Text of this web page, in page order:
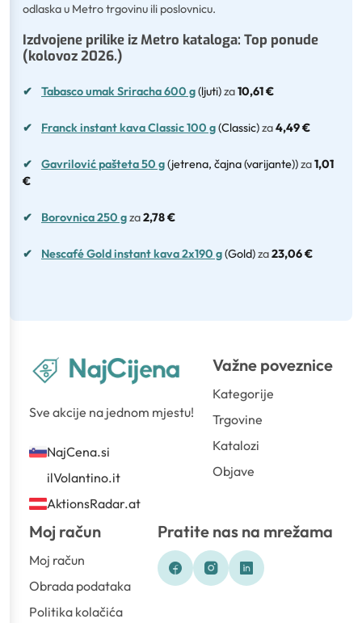
odlaska u Metro trgovinu ili poslovnicu.
Izdvojene prilike iz Metro kataloga: Top ponude
(kolovoz 2026.)
✔ Tabasco umak Sriracha 600 g(ljuti)za10,61 €
✔ Franck instant kava Classic 100 g(Classic)za4,49 €
✔ Gavrilović pašteta 50 g(jetrena, čajna (varijante))za1,01
€
✔ Borovnica 250 gza2,78 €
✔ Nescafé Gold instant kava 2x190 g(Gold)za23,06 €
Sve akcije na jednom mjestu!
NajCena.si
ilVolantino.it
AktionsRadar.at
Važne poveznice
Kategorije
Trgovine
Katalozi
Objave
Moj račun
Moj račun
Obrada podataka
Politika kolačića
Pratite nas na mrežama